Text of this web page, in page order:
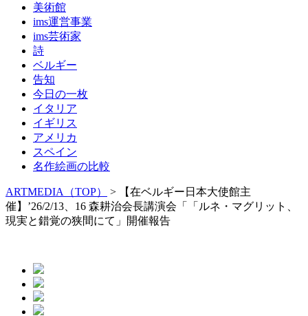
美術館
ims運営事業
ims芸術家
詩
ベルギー
告知
今日の一枚
イタリア
イギリス
アメリカ
スペイン
名作絵画の比較
ARTMEDIA（TOP）
> 【在ベルギー日本大使館主
催】’26/2/13、16 森耕治会長講演会「「ルネ・マグリット、
現実と錯覚の狭間にて」開催報告